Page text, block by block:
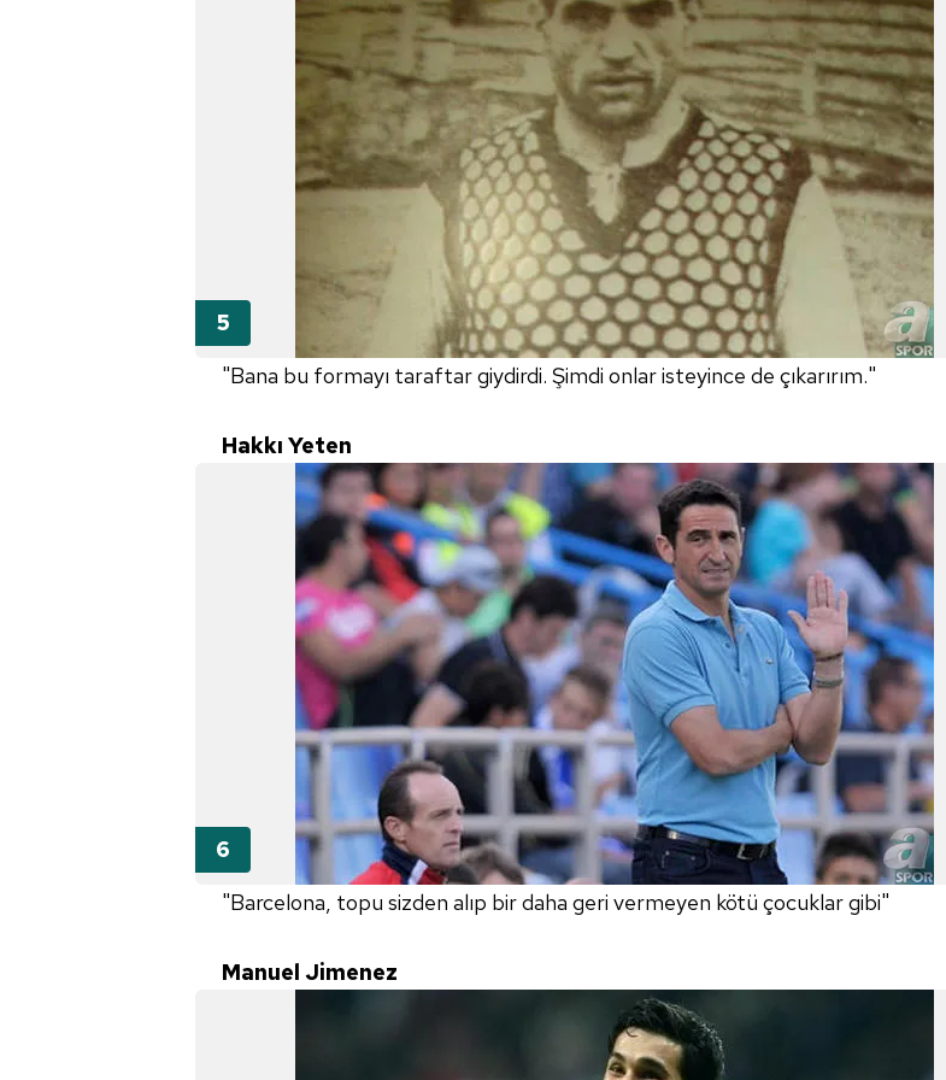
mevzuata uygun olarak kullanılan çerezlerle ilgili bilgi almak için lütfen
tıklayınız
"Bana bu formayı taraftar giydirdi. Şimdi onlar isteyince de çıkarırım."
Hakkı Yeten
"Barcelona, topu sizden alıp bir daha geri vermeyen kötü çocuklar gibi"
Manuel Jimenez